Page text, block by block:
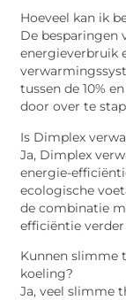
Hoeveel kan ik
De besparingen
energieverbruik
tussen de 10%
door over te
Is Dimplex
Ja, Dimplex
energie-
ecologische
de combinatie
efficiëntie
Kunnen slimme
koeling?
Ja, veel slimme